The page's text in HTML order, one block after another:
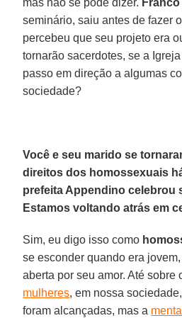
seminário, saiu antes de fazer
percebeu que seu projeto era
tornarão sacerdotes, se a
passo em direção a algumas
sociedade?
Você e seu marido se
direitos dos homossexuais
prefeita Appendino celebrou
Estamos voltando atrás em
Sim, eu digo isso como
se esconder quando era
aberta por seu amor. Até sobre
mulheres, em nossa
foram alcançadas, mas a